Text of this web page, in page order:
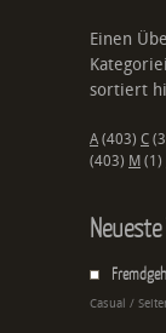
Einen
sortiert
A (403) C
(403) M (1)
Casual /